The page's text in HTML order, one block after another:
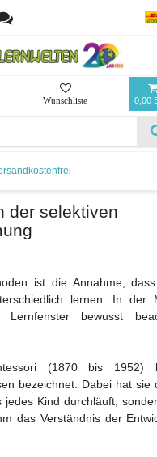
0,00
der selektiven
ist die Annahme,
lernen. In der
Lernfenster bewusst
(1870 bis 1952)
bezeichnet. Dabei hat sie
Kind durchläuft,
das Verständnis der